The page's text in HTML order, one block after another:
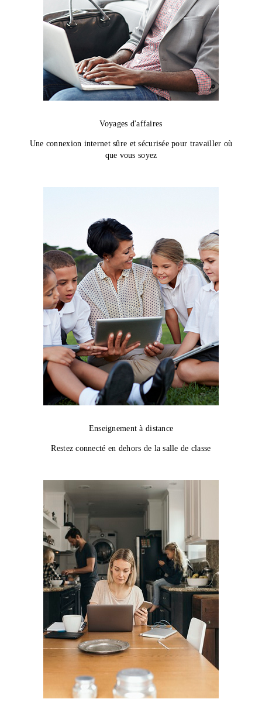
Voyages d'affaires
Une connexion internet sûre et sécurisée pour travailler où
que vous soyez
Enseignement à distance
Restez connecté en dehors de la salle de classe